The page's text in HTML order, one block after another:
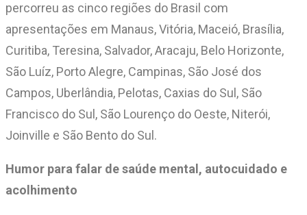
percorreu as cinco regiões do Brasil com
apresentações em Manaus, Vitória, Maceió, Brasília,
Curitiba, Teresina, Salvador, Aracaju, Belo Horizonte,
São Luíz, Porto Alegre, Campinas, São José dos
Campos, Uberlândia, Pelotas, Caxias do Sul, São
Francisco do Sul, São Lourenço do Oeste, Niterói,
Joinville e São Bento do Sul.
Humor para falar de saúde mental, autocuidado e
acolhimento